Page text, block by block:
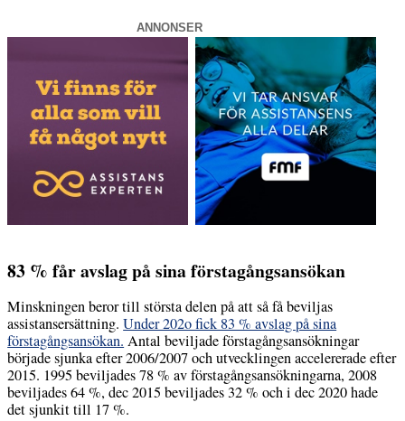
ANNONSER
83 % får avslag på sina förstagångsansökan
Minskningen beror till största delen på att så få beviljas
assistansersättning.Under 202o fick 83 % avslag på sina
förstagångsansökan. Antal beviljade förstagångsansökningar
började sjunka efter 2006/2007 och utvecklingen accelererade efter
2015. 1995 beviljades 78 % av förstagångsansökningarna, 2008
beviljades 64 %, dec 2015 beviljades 32 % och i dec 2020 hade
det sjunkit till 17 %.